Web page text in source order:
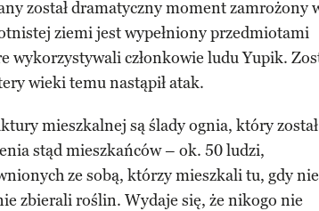
został dramatyczny moment zamrożony
ziemi jest wypełniony przedmiotami
wykorzystywali członkowie ludu Yupik.
wieki temu nastąpił atak.
mieszkalnej są ślady ognia, który został
stąd mieszkańców – ok. 50 ludzi,
ze sobą, którzy mieszkali tu, gdy nie
zbierali roślin. Wydaje się, że nikogo nie